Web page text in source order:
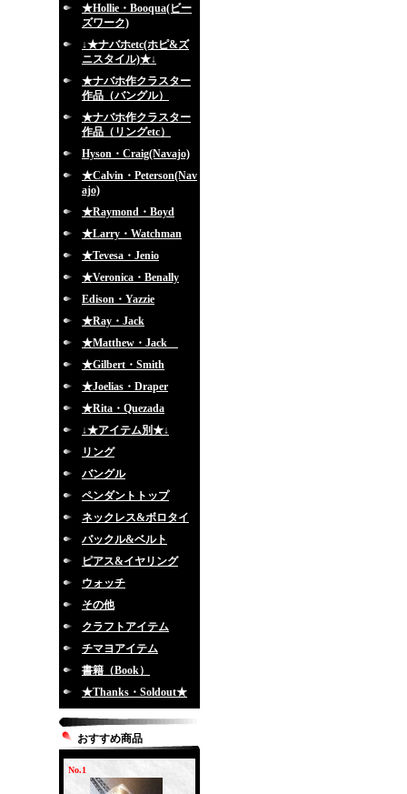
★Hollie・Booqua(ビー
ズワーク)
↓★ナバホetc(ホピ&ズ
ニスタイル)★↓
★ナバホ作クラスター
作品（バングル）
★ナバホ作クラスター
作品（リングetc）
Hyson・Craig(Navajo)
★Calvin・Peterson(Nav
ajo)
★Raymond・Boyd
★Larry・Watchman
★Tevesa・Jenio
★Veronica・Benally
Edison・Yazzie
★Ray・Jack
★Matthew・Jack
★Gilbert・Smith
★Joelias・Draper
★Rita・Quezada
↓★アイテム別★↓
リング
バングル
ペンダントトップ
ネックレス&ボロタイ
バックル&ベルト
ピアス&イヤリング
ウォッチ
その他
クラフトアイテム
チマヨアイテム
書籍（Book）
★Thanks・Soldout★
おすすめ商品
No.1